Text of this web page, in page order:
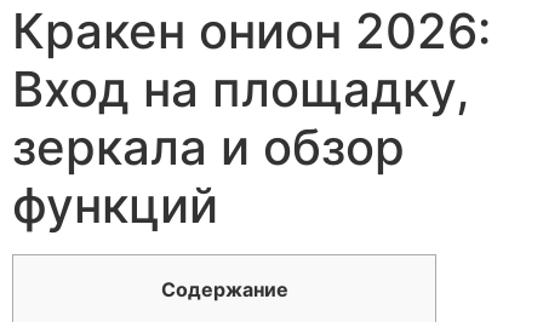
Кракен онион 2026:
Вход на площадку,
зеркала и обзор
функций
Содержание